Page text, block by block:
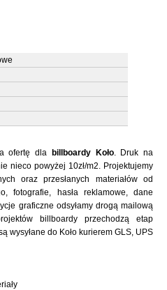
ofertę dla billboardy Koło. Druk na
nieco powyżej 10zł/m2. Projektujemy
oraz przesłanych materiałów od
fotografie, hasła reklamowe, dane
graficzne odsyłamy drogą mailową
billboardy przechodzą etap
wysyłane do Koło kurierem GLS, UPS